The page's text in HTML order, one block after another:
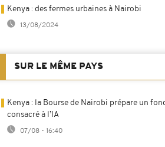
Kenya : des fermes urbaines à Nairobi
13/08/2024
SUR LE MÊME PAYS
Kenya : la Bourse de Nairobi prépare un
consacré à l’IA
07/08 - 16:40